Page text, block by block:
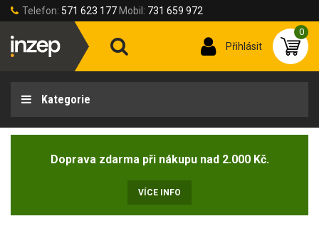
Telefon: 571 623 177 Mobil: 731 659 972
Přihlásit
0
Kategorie
Doprava zdarma při nákupu nad 2.000 Kč.
VÍCE INFO